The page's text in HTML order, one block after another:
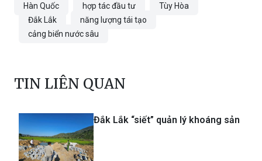
Hàn Quốc hợp tác đầu tư
Tùy Hòa
Đắk Lắk
năng lượng tái tạo
cảng biển nước sâu
TIN LIÊN QUAN
Đắk Lắk “siết” quản lý khoáng sản